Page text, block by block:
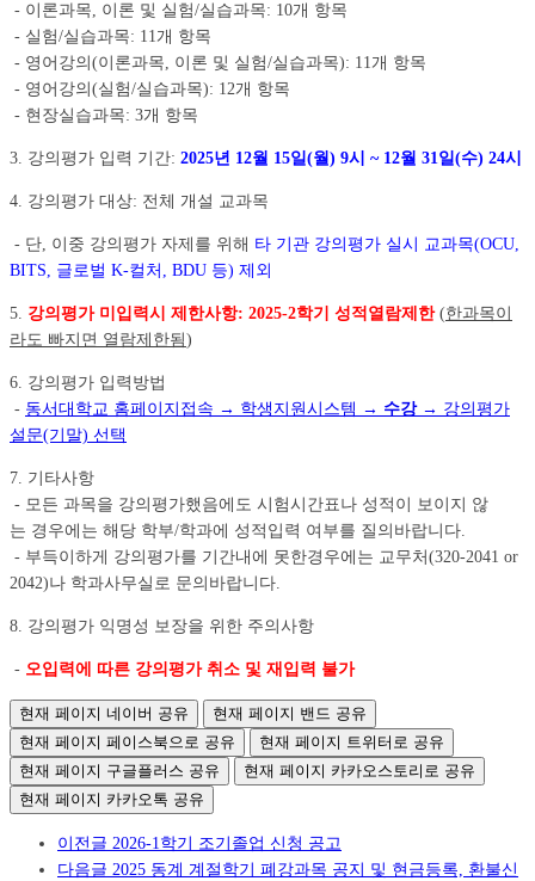
- 이론과목, 이론 및 실험/실습과목: 10개 항목
- 실험/실습과목: 11개 항목
- 영어강의(이론과목, 이론 및 실험/실습과목): 11개 항목
- 영어강의(실험/실습과목): 12개 항목
- 현장실습과목: 3개 항목
3. 강의평가 입력 기간: 2025년 12월 15일(월) 9시 ~ 12월 31일(수) 24시
4. 강의평가 대상: 전체 개설 교과목
- 단, 이중 강의평가 자제를 위해 타 기관 강의평가 실시 교과목(OCU,
BITS, 글로벌 K-컬처, BDU 등) 제외
5. 강의평가 미입력시 제한사항: 2025-2학기 성적열람제한(한과목이
라도 빠지면 열람제한됨)
6. 강의평가 입력방법
- 동서대학교 홈페이지접속 → 학생지원시스템 → 수강→ 강의평가
설문(기말) 선택
7. 기타사항
- 모든 과목을 강의평가했음에도 시험시간표나 성적이 보이지 않
는 경우에는 해당 학부/학과에 성적입력 여부를 질의바랍니다.
- 부득이하게 강의평가를 기간내에 못한경우에는 교무처(320-2041 or
2042)나 학과사무실로 문의바랍니다.
8. 강의평가 익명성 보장을 위한 주의사항
- 오입력에 따른 강의평가 취소 및 재입력 불가
현재 페이지 네이버 공유
현재 페이지 밴드 공유
현재 페이지 페이스북으로 공유
현재 페이지 트위터로 공유
현재 페이지 구글플러스 공유
현재 페이지 카카오스토리로 공유
현재 페이지 카카오톡 공유
이전글 2026-1학기 조기졸업 신청 공고
다음글 2025 동계 계절학기 폐강과목 공지 및 현금등록, 환불신